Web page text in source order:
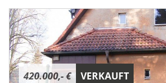
420.000,- € VERKAUFT